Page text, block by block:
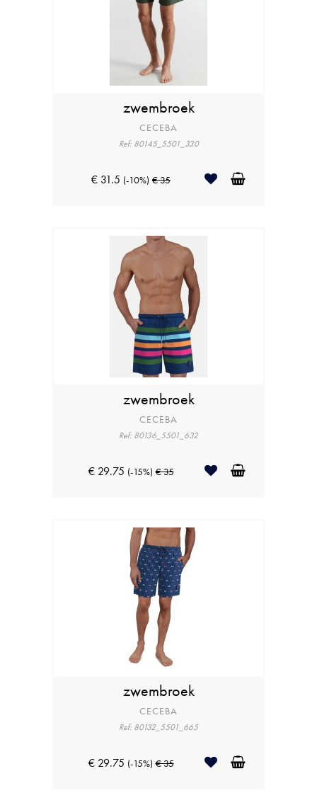
zwembroek
CECEBA
Ref: 80145_5501_330
€ 31.5 (-10%) € 35
zwembroek
CECEBA
Ref: 80136_5501_632
€ 29.75 (-15%) € 35
zwembroek
CECEBA
Ref: 80132_5501_665
€ 29.75 (-15%) € 35